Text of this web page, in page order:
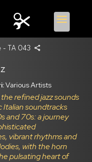
- TA 043
Various Artists
refined jazz sounds
Italian soundtracks
and 70s: a journey
vibrant rhythms and
with the horn
pulsating heart of